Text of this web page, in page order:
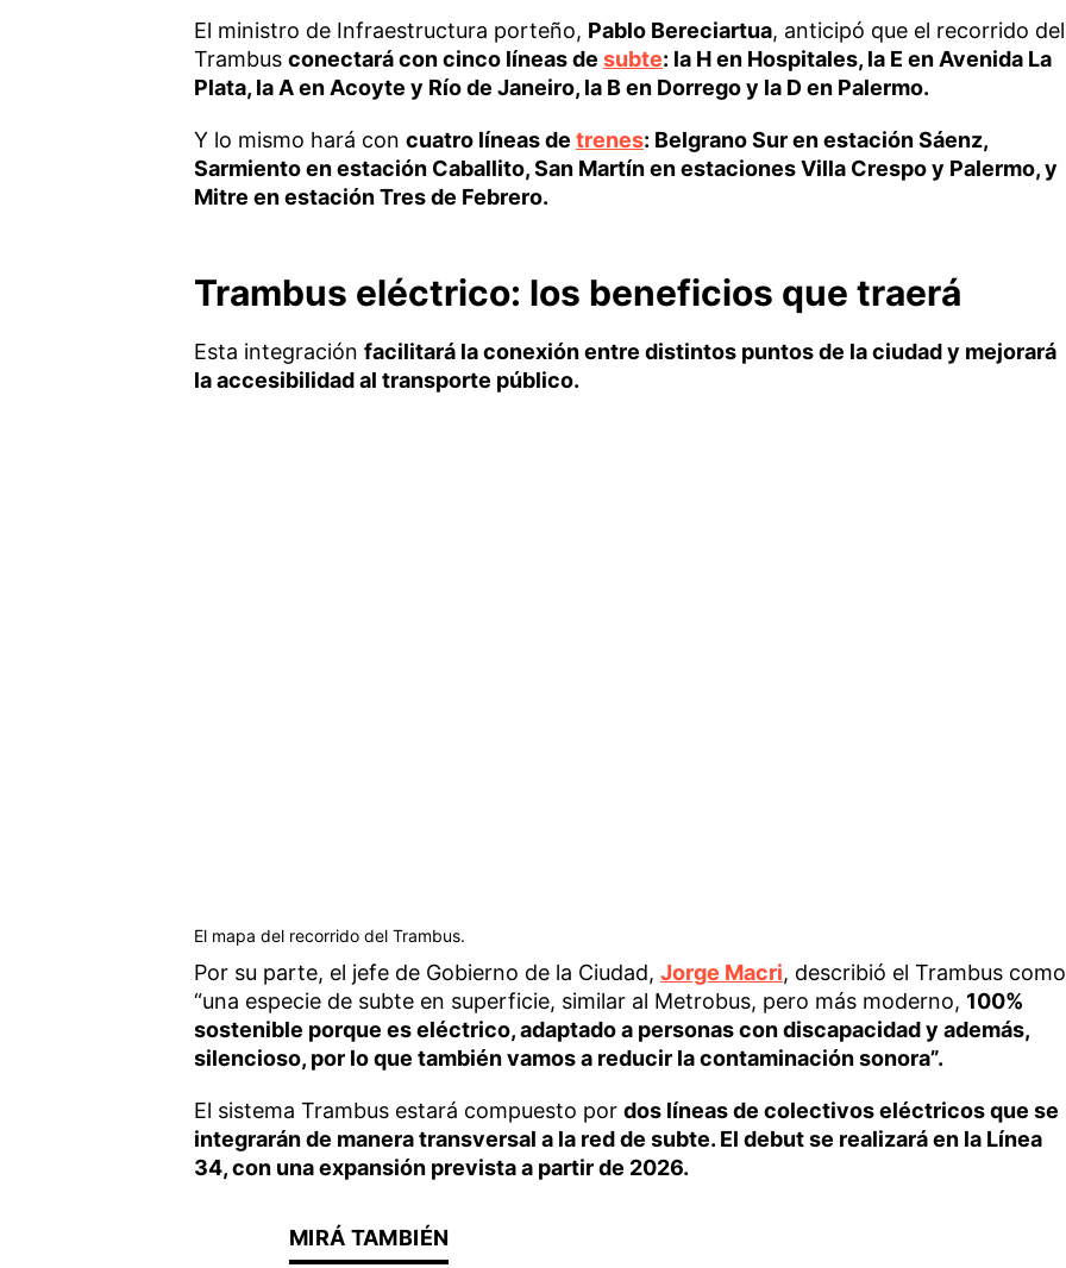
El ministro de Infraestructura porteño, Pablo Bereciartua, anticipó que el recorrido del
Trambus conectará con cinco líneas de subte: la H en Hospitales, la E en Avenida La
Plata, la A en Acoyte y Río de Janeiro, la B en Dorrego y la D en Palermo.
Y lo mismo hará con cuatro líneas de trenes: Belgrano Sur en estación Sáenz,
Sarmiento en estación Caballito, San Martín en estaciones Villa Crespo y Palermo, y
Mitre en estación Tres de Febrero.
Trambus eléctrico: los beneficios que traerá
Esta integración facilitará la conexión entre distintos puntos de la ciudad y mejorará
la accesibilidad al transporte público.
El mapa del recorrido del Trambus.
Por su parte, el jefe de Gobierno de la Ciudad, Jorge Macri, describió el Trambus como
“una especie de subte en superficie, similar al Metrobus, pero más moderno, 100%
sostenible porque es eléctrico, adaptado a personas con discapacidad y además,
silencioso, por lo que también vamos a reducir la contaminación sonora”.
El sistema Trambus estará compuesto por dos líneas de colectivos eléctricos que se
integrarán de manera transversal a la red de subte. El debut se realizará en la Línea
34, con una expansión prevista a partir de 2026.